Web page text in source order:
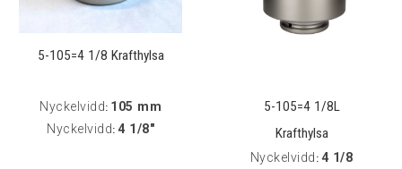
5-105=4 1/8 Krafthylsa
Nyckelvidd: 105 mm
Nyckelvidd: 4 1/8"
5-105=4 1/8L
Krafthylsa
Nyckelvidd : 4 1/8